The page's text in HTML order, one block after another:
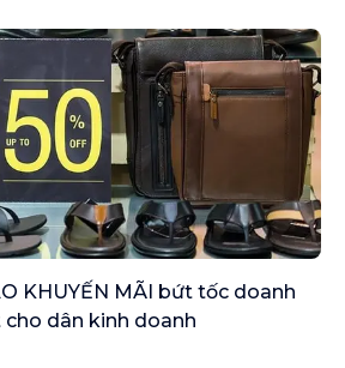
KHUYẾN MÃI bứt tốc doanh
dân kinh doanh